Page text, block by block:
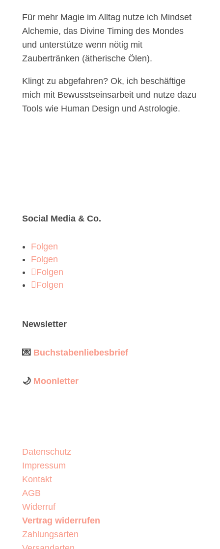
Für mehr Magie im Alltag nutze ich Mindset
Alchemie, das Divine Timing des Mondes
und unterstütze wenn nötig mit
Zaubertränken (ätherische Ölen).
Klingt zu abgefahren?Ok, ich beschäftige
mich mit Bewusstseinsarbeit und nutze dazu
Tools wie Human Design und Astrologie.
Social Media & Co.
Folgen
Folgen
Folgen
Folgen
Newsletter
💌 Buchstabenliebesbrief
🌙 Moonletter
Datenschutz
Impressum
Kontakt
AGB
Widerruf
Vertrag widerrufen
Zahlungsarten